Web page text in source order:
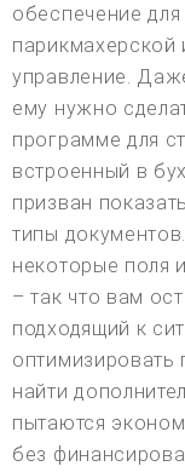
обеспечение для
парикмахерской
управление.
ему нужно
программе для
встроенный в
призван
типы
некоторые поля
– так что вам
подходящий к
найти
пытаются
без